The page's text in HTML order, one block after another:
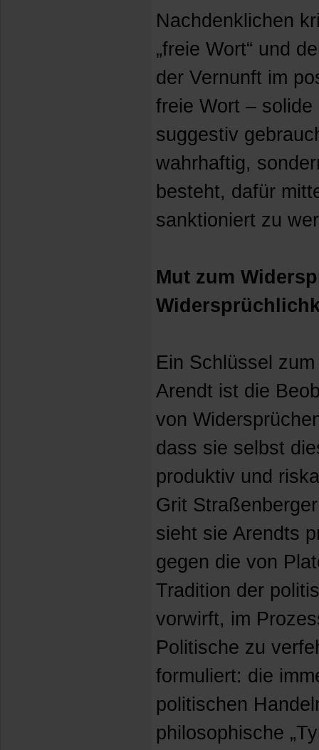
Nachdenklichen
„freie Wort“ und
der Vernunft im
freie Wort –
suggestiv
wahrhaftig,
besteht, dafür
sanktioniert zu
Mut zum
Ein Schlüssel
Arendt ist die
von
dass sie selbst
produktiv und
Grit
sieht sie Arendts
gegen die von
Tradition der
vorwirft, im
Politische zu
formuliert: die
politischen
philosophische